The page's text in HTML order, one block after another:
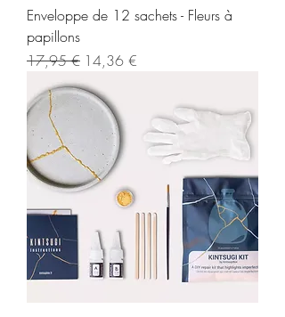
Enveloppe de 12 sachets - Fleurs à
papillons
Prix original
17,95 € Prix promotionnel
14,36 €